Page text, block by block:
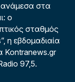
ανάμεσα στα
ο
σταθμός
η εβδομαδιαία
Kontranews.gr
97,5.